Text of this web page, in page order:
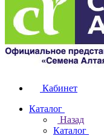
Кабинет
Каталог
Назад
Каталог